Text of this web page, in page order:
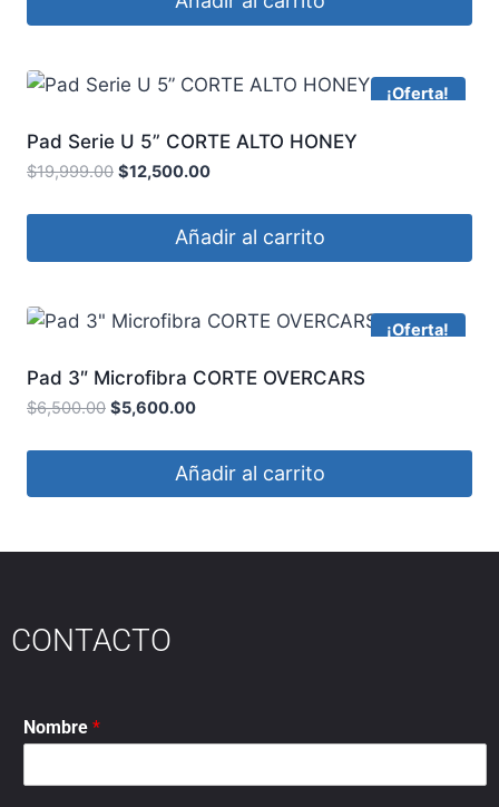
¡Oferta!
Pad Serie U 5” CORTE ALTO HONEY
$19,999.00 $12,500.00
Añadir al carrito
¡Oferta!
Pad 3″ Microfibra CORTE OVERCARS
$6,500.00 $5,600.00
Añadir al carrito
CONTACTO
Nombre *